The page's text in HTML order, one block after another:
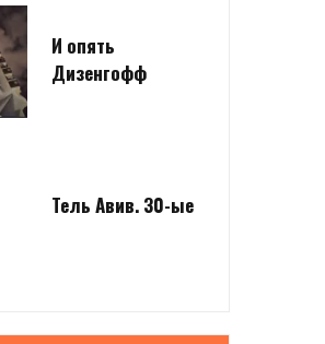
И опять
Дизенгофф
Тель Авив. 30-ые